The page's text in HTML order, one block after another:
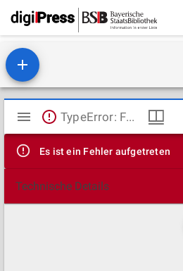
Mirador
Viewer
TypeError: Failed to fetch
Es ist ein Fehler aufgetreten
Technische Details